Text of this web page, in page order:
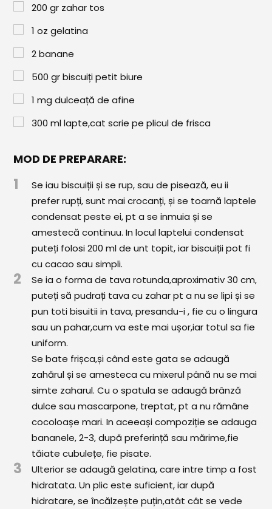
Aluaturi Dulci
Aluaturi Sărate
Sandwichuri și Wraps
Supe și Ciorbe
Rețete Video
Comunitatea
iCooking
Librărie
Adaugă o rețetă
Cum adăugăm o rețetă
Regulament de postare
CONCURS
200 gr zahar tos
1 oz gelatina
2 banane
500 gr biscuiți petit biure
1 mg dulceață de afine
300 ml lapte,cat scrie pe plicul de frisca
MOD DE PREPARARE:
1
Se iau biscuiții și se rup, sau de pisează, eu ii
prefer rupți, sunt mai crocanți, și se toarnă laptele
condensat peste ei, pt a se inmuia și se
amestecă continuu. In locul laptelui condensat
puteți folosi 200 ml de unt topit, iar biscuiții pot fi
cu cacao sau simpli.
2
Se ia o forma de tava rotunda,aproximativ 30 cm,
puteți să pudrați tava cu zahar pt a nu se lipi și se
pun toti bisuitii in tava, presandu-i , fie cu o lingura
sau un pahar,cum va este mai ușor,iar totul sa fie
uniform.
Se bate frișca,și când este gata se adaugă
zahărul și se amesteca cu mixerul până nu se mai
simte zaharul. Cu o spatula se adaugă brânză
dulce sau mascarpone, treptat, pt a nu rămâne
cocoloașe mari. In aceeași compoziție se adauga
bananele, 2-3, după preferință sau mărime,fie
tăiate cubulețe, fie pisate.
3
Ulterior se adaugă gelatina, care intre timp a fost
hidratata. Un plic este suficient, iar după
hidratare, se încălzește puțin,atât cât se vede